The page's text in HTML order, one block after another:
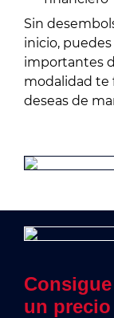
Sin
inicio,
importantes
modalidad te
deseas de
un